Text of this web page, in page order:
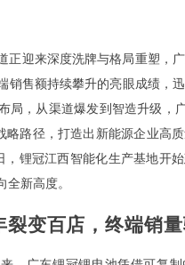
正迎来深度洗牌与格局重塑，
销售额持续攀升的亮眼成绩，
局，从渠道爆发到智造升级，
略路径，打造出新能源企业高
，锂冠江西智能化生产基地开
全新高度。
裂变百店，终端销